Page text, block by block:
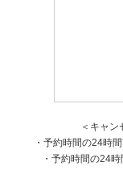
＜キャ
・予約時間の24時
・予約時間の24